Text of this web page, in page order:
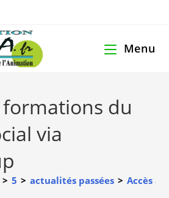
Menu
formations du
via
> 5 > actualités passées > Accès